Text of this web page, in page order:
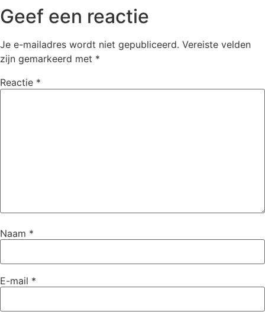
Geef een reactie
Je e-mailadres wordt niet gepubliceerd. Vereiste velden
zijn gemarkeerd met *
Reactie *
Naam *
E-mail *